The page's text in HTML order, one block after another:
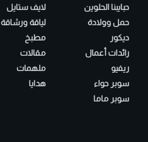
حبايبنا الحلوين
حمل وولادة
ديكور
رائدات أعمال
ريفيو
سوبر حواء
سوبر ماما
لايف ستايل
لياقة ورشاقة
مطبخ
مقالات
ملهمات
هدايا